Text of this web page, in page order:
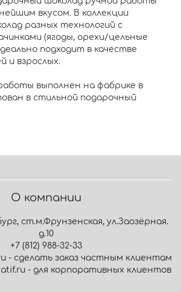
вкусом. В коллекции
разных технологий с
(ягоды, орехи/цельные
подходит в качестве
и взрослых.
выполнен на фабрике в
в стильной подарочный
О компании
ст.м.Фрунзенская, ул.Заозёрная.
д.10
+7 (812) 988-32-33
- сделать заказ частным клиентам
- для корпоративных клиентов